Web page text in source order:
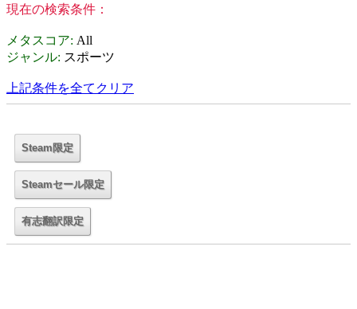
現在の検索条件：
メタスコア: All
ジャンル: スポーツ
上記条件を全てクリア